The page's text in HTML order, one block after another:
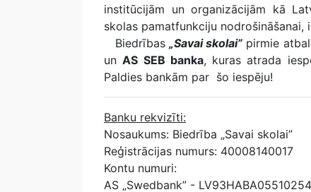
institūcijām un organizācijām kā
skolas pamatfunkciju nodrošināšanai,
Biedrības „Savai skolai” pirmie
unAS SEB banka, kuras atrada
Paldies bankām par šo iespēju!
Banku rekvizīti:
Nosaukums: Biedrība „Savai skolai”
Reģistrācijas numurs: 40008140017
Kontu numuri:
AS „Swedbank” -